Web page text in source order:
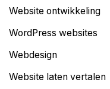
Website ontwikkeling
WordPress websites
Webdesign
Website laten vertalen